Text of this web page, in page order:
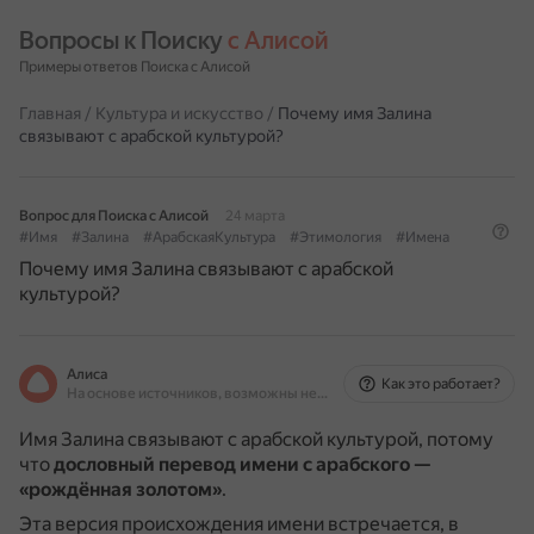
Вопросы к Поиску с Алисой
Примеры ответов Поиска с Алисой
Главная / Культура и искусство / Почему имя Залина
связывают с арабской культурой?
Вопрос для Поиска с Алисой
24 марта
#Имя
#Залина #АрабскаяКультура #Этимология #Имена
Почему имя Залина связывают с арабской
культурой?
Алиса
На основе источников, возможны неточности
Как это работает?
Имя Залина связывают с арабской культурой, потому
чтодословный перевод имени с арабского —
«рождённая золотом».
Эта версия происхождения имени встречается, в